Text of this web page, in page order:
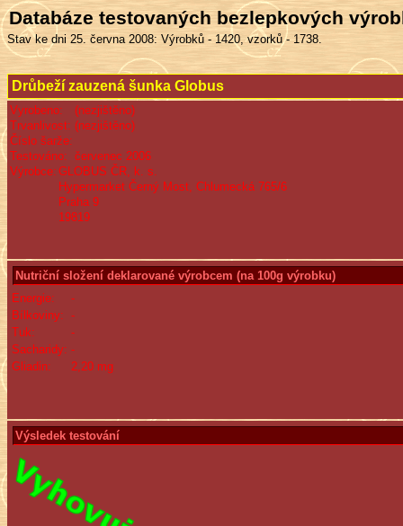
Databáze testovaných bezlepkových
Stav ke dni 25. června 2008: Výrobků - 1420, vzorků - 1738.
Drůbeží zauzená šunka Globus
Vyrobeno:
(nezjištěno)
Trvanlivost: (nezjištěno)
Číslo šarže:
Testováno: červenec 2006
Výrobce: GLOBUS ČR, k. s.
Hypermarket Černý Most, Chlumecká 765/6
Praha 9
19819
Nutriční složení deklarované výrobcem (na 100g výrobku)
Energie:
-
Bílkoviny: -
Tuk:
-
Sacharidy: -
Gliadin:
2,20 mg
Výsledek testování